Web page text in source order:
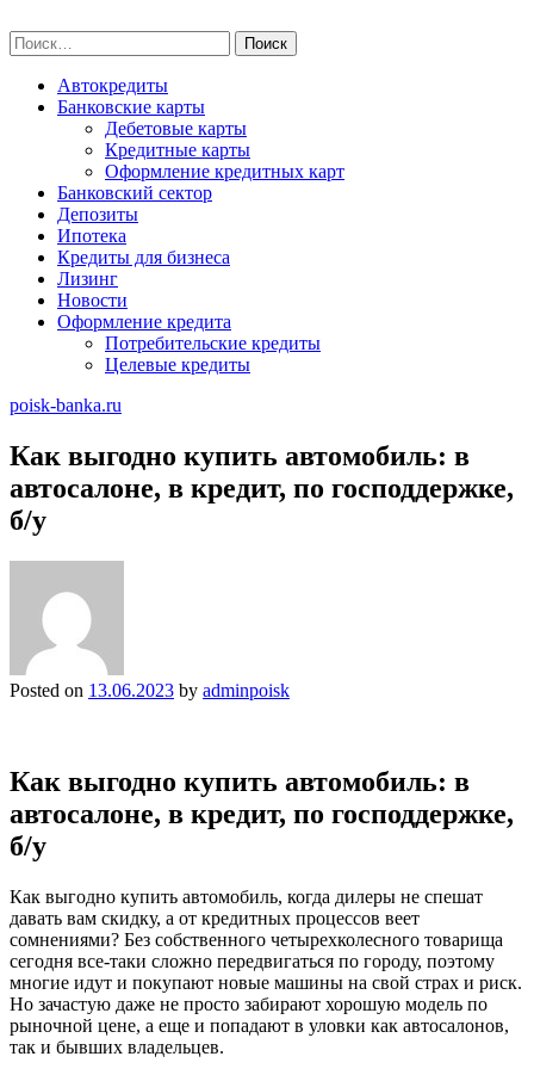
to
content
Найти:
Автокредиты
Банковские карты
Дебетовые карты
Кредитные карты
Оформление кредитных карт
Банковский сектор
Депозиты
Ипотека
Кредиты для бизнеса
Лизинг
Новости
Оформление кредита
Потребительские кредиты
Целевые кредиты
poisk-banka.ru
Как выгодно купить автомобиль: в
автосалоне, в кредит, по господдержке,
б/у
Posted on 13.06.2023 by adminpoisk
Как выгодно купить автомобиль: в
автосалоне, в кредит, по господдержке,
б/у
Как выгодно купить автомобиль, когда дилеры не спешат
давать вам скидку, а от кредитных процессов веет
сомнениями? Без собственного четырехколесного товарища
сегодня все-таки сложно передвигаться по городу, поэтому
многие идут и покупают новые машины на свой страх и риск.
Но зачастую даже не просто забирают хорошую модель по
рыночной цене, а еще и попадают в уловки как автосалонов,
так и бывших владельцев.